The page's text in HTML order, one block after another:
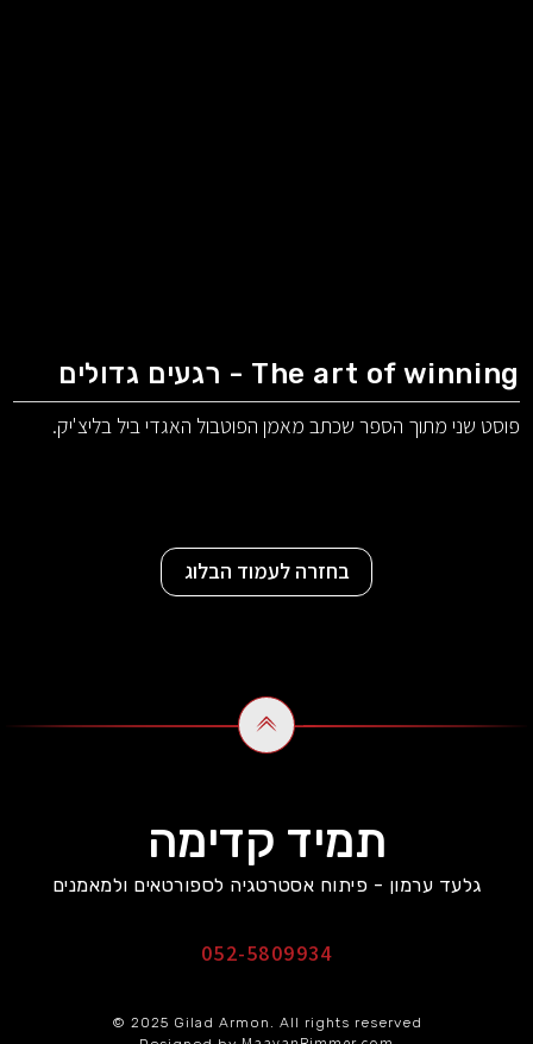
The art of winning - רגעים גדולים
פוסט שני מתוך הספר שכתב מאמן הפוטבול האגדי ביל בליצ'יק.
בחזרה לעמוד הבלוג
תמיד קדימה
גלעד ערמון - פיתוח אסטרטגיה לספורטאים ולמאמנים
052-5809934
© 2025 Gilad Armon. All rights reserved